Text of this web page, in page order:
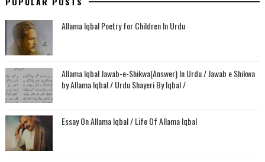
Allama Iqbal Poetry for Children In Urdu
Allama Iqbal Jawab-e-Shikwa(Answer) In Urdu / Jawab e Shikwa
by Allama Iqbal / Urdu Shayeri By Iqbal /
Essay On Allama Iqbal / Life Of Allama Iqbal